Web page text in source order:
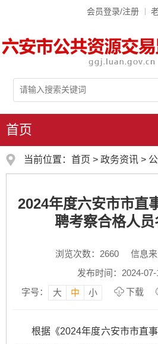
会员登录/注册
首页
当前位置： 首页 > 政务资讯 >
2024年度六安市市直
聘考察合格人
浏览次数： 2660
信息
发布时间：2024-
字号：
大 中 小 下载
根据 《2024年度六安市市直